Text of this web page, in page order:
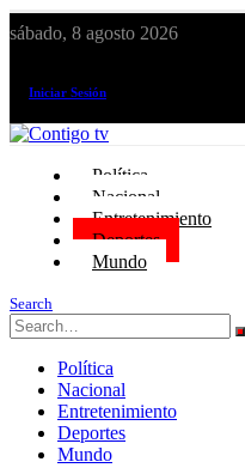
sábado, 8 agosto 2026
Iniciar Sesión
Política
Nacional
Entretenimiento
Deportes
Mundo
Search
Política
Nacional
Entretenimiento
Deportes
Mundo